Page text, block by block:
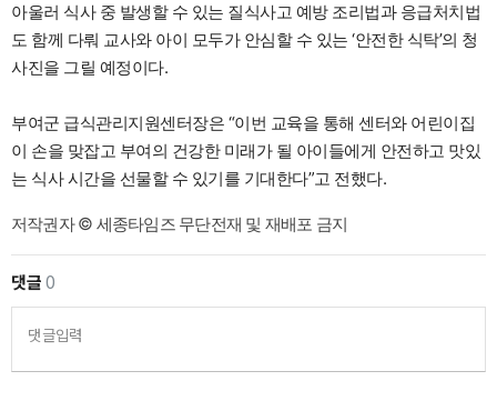
아울러 식사 중 발생할 수 있는 질식사고 예방 조리법과 응급처치법
도 함께 다뤄 교사와 아이 모두가 안심할 수 있는 ‘안전한 식탁’의 청
사진을 그릴 예정이다.
부여군 급식관리지원센터장은 “이번 교육을 통해 센터와 어린이집
이 손을 맞잡고 부여의 건강한 미래가 될 아이들에게 안전하고 맛있
는 식사 시간을 선물할 수 있기를 기대한다”고 전했다.
저작권자 © 세종타임즈 무단전재 및 재배포 금지
댓글0
댓글입력